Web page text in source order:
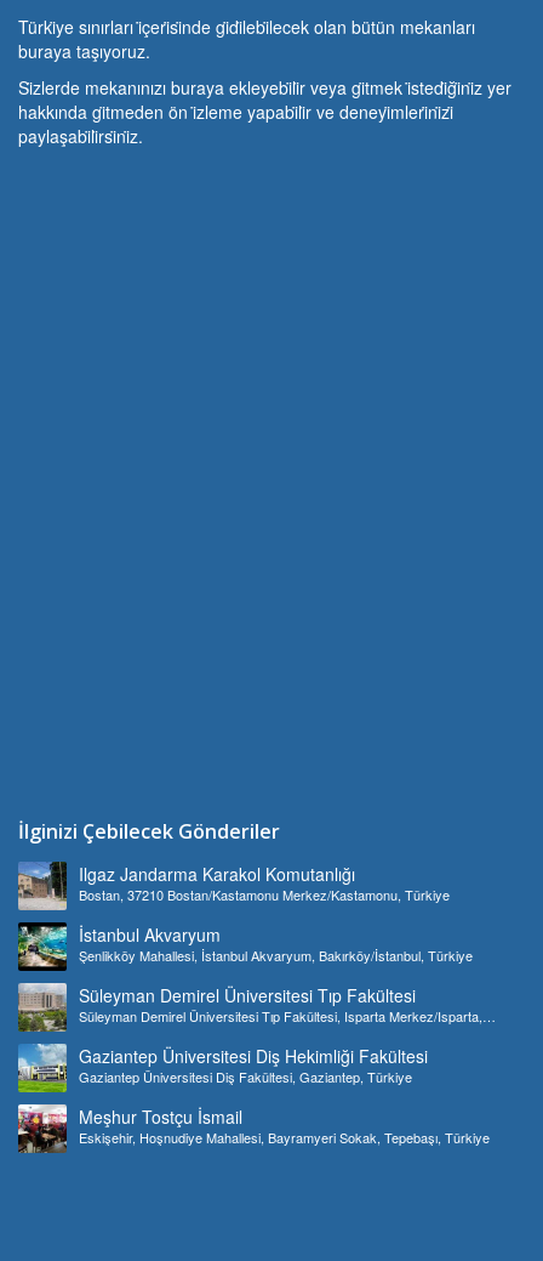
Türki̇ye sınırları i̇çeri̇si̇nde gi̇di̇lebi̇lecek olan bütün mekanları
buraya taşıyoruz.
Si̇zlerde mekanınızı buraya ekleyebi̇li̇r veya gi̇tmek i̇stedi̇ği̇ni̇z yer
hakkında gi̇tmeden ön i̇zleme yapabi̇li̇r ve deneyi̇mleri̇ni̇zi̇
paylaşabi̇li̇rsi̇ni̇z.
İlginizi Çebilecek Gönderiler
Ilgaz Jandarma Karakol Komutanlığı
Bostan, 37210 Bostan/Kastamonu Merkez/Kastamonu, Türkiye
İstanbul Akvaryum
Şenlikköy Mahallesi, İstanbul Akvaryum, Bakırköy/İstanbul, Türkiye
Süleyman Demirel Üniversitesi Tıp Fakültesi
Süleyman Demirel Üniversitesi Tıp Fakültesi, Isparta Merkez/Isparta,
Gaziantep Üniversitesi Diş Hekimliği Fakültesi
Gaziantep Üniversitesi Diş Fakültesi, Gaziantep, Türkiye
Meşhur Tostçu İsmail
Eskişehir, Hoşnudiye Mahallesi, Bayramyeri Sokak, Tepebaşı, Türkiye